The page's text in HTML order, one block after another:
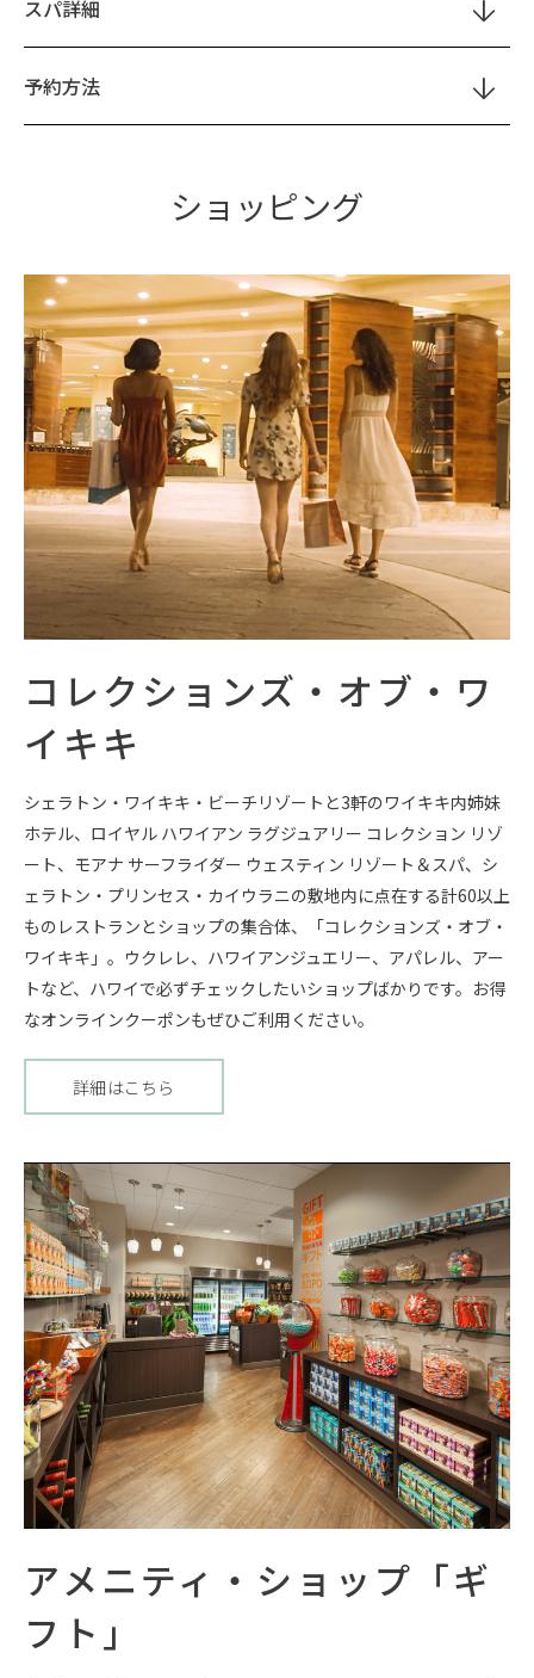
スパ詳細
予約方法
ショッピング
コレクションズ・オブ・ワ
イキキ
シェラトン・ワイキキ・ビーチリゾートと3軒のワイキキ内姉妹
ホテル、ロイヤル ハワイアン ラグジュアリー コレクション リゾ
ート、モアナ サーフライダー ウェスティン リゾート＆スパ、シ
ェラトン・プリンセス・カイウラニの敷地内に点在する計60以上
ものレストランとショップの集合体、「コレクションズ・オブ・
ワイキキ」。ウクレレ、ハワイアンジュエリー、アパレル、アー
トなど、ハワイで必ずチェックしたいショップばかりです。お得
なオンラインクーポンもぜひご利用ください。
詳細はこちら
アメニティ・ショップ「ギ
フト」